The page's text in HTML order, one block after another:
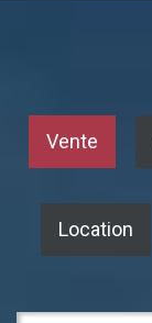
Vente
Location